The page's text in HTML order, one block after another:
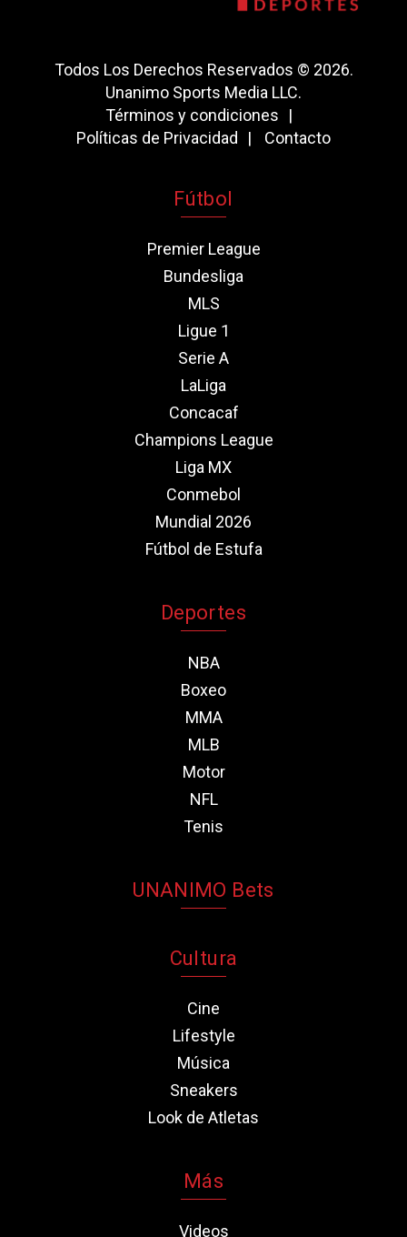
Todos Los Derechos Reservados © 2026.
Unanimo Sports Media LLC.
Términos y condiciones
Políticas de Privacidad
Contacto
Fútbol
Premier League
Bundesliga
MLS
Ligue 1
Serie A
LaLiga
Concacaf
Champions League
Liga MX
Conmebol
Mundial 2026
Fútbol de Estufa
Deportes
NBA
Boxeo
MMA
MLB
Motor
NFL
Tenis
UNANIMO Bets
Cultura
Cine
Lifestyle
Música
Sneakers
Look de Atletas
Más
Videos